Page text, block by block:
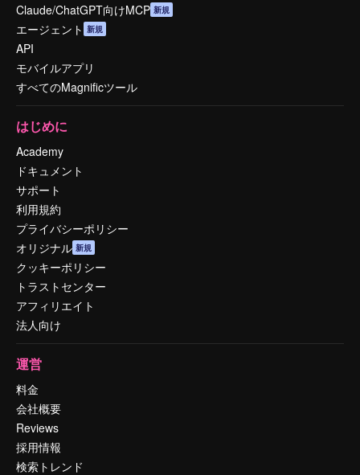
Claude/ChatGPT向けMCP 新規
エージェント 新規
API
モバイルアプリ
すべてのMagnificツール
はじめに
Academy
ドキュメント
サポート
利用規約
プライバシーポリシー
オリジナル 新規
クッキーポリシー
トラストセンター
アフィリエイト
法人向け
運営
料金
会社概要
Reviews
採用情報
検索トレンド